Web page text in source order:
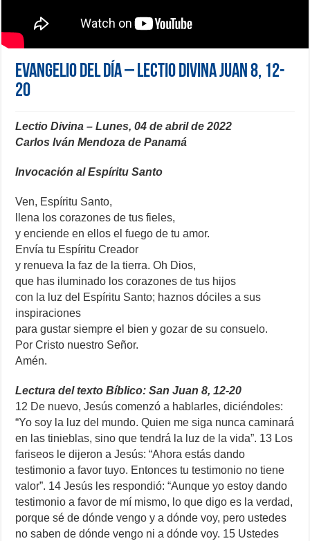
Evangelio del día – Lectio Divina Juan 8, 12-
20
Lectio Divina – Lunes, 04 de abril de 2022
Carlos Iván Mendoza de Panamá
Invocación al Espíritu Santo
Ven, Espíritu Santo,
llena los corazones de tus fieles,
y enciende en ellos el fuego de tu amor.
Envía tu Espíritu Creador
y renueva la faz de la tierra. Oh Dios,
que has iluminado los corazones de tus hijos
con la luz del Espíritu Santo; haznos dóciles a sus
inspiraciones
para gustar siempre el bien y gozar de su consuelo.
Por Cristo nuestro Señor.
Amén.
Lectura del texto Bíblico: San Juan 8, 12-20
12 De nuevo, Jesús comenzó a hablarles, diciéndoles:
“Yo soy la luz del mundo. Quien me siga nunca caminará
en las tinieblas, sino que tendrá la luz de la vida”. 13 Los
fariseos le dijeron a Jesús: “Ahora estás dando
testimonio a favor tuyo. Entonces tu testimonio no tiene
valor”. 14 Jesús les respondió: “Aunque yo estoy dando
testimonio a favor de mí mismo, lo que digo es la verdad,
porque sé de dónde vengo y a dónde voy, pero ustedes
no saben de dónde vengo ni a dónde voy. 15 Ustedes